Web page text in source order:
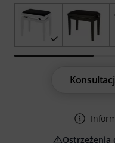
Ostrzeżenia